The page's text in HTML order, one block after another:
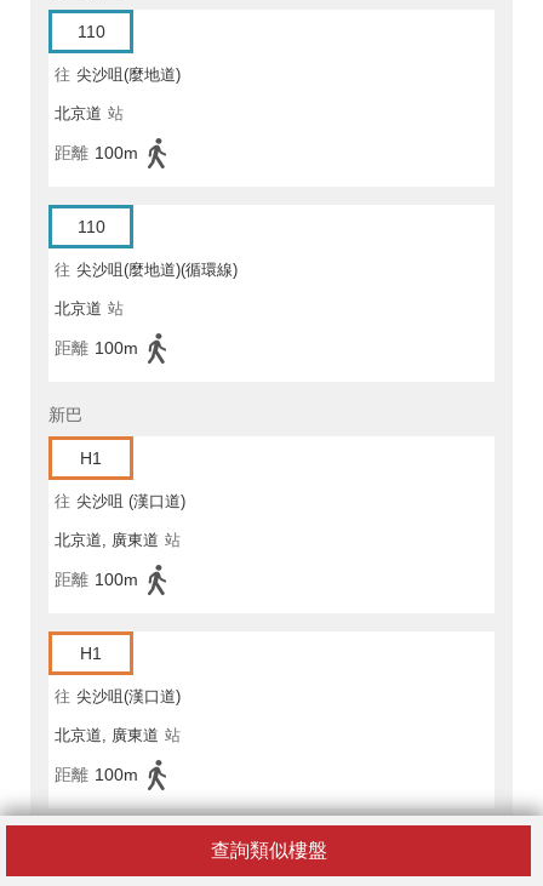
查詢類似樓盤
110
往 尖沙咀(麼地道)
北京道 站
距離 100m
110
往 尖沙咀(麼地道)(循環線)
北京道 站
距離 100m
新巴
H1
往 尖沙咀 (漢口道)
北京道, 廣東道 站
距離 100m
H1
往 尖沙咀(漢口道)
北京道, 廣東道 站
距離 100m